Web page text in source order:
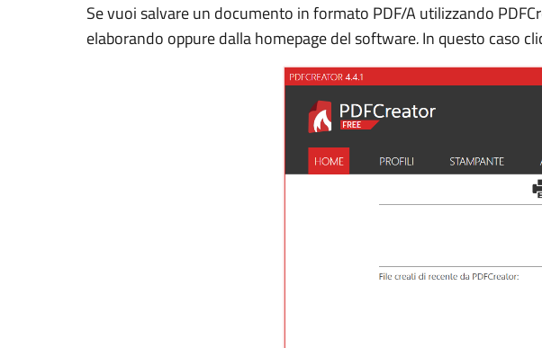
Se vuoi salvare un documento in formato PDF/A utilizzando
elaborando oppure dalla homepage del software.In questo caso